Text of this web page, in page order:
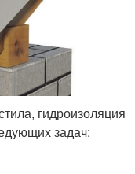
гидроизоляция
задач: